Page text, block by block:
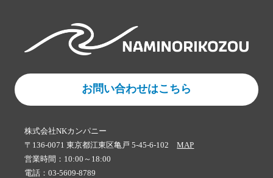
お問い合わせはこちら
株式会社NKカンパニー
〒136-0071 東京都江東区亀戸 5-45-6-102MAP
営業時間：10:00～18:00
電話：03-5609-8789